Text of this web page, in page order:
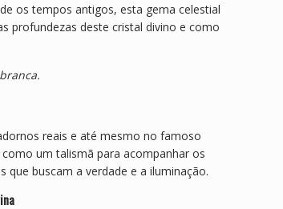
os tempos antigos, esta gema celestial
profundezas deste cristal divino e como
reais e até mesmo no famoso
um talismã para acompanhar os
buscam a verdade e a iluminação.